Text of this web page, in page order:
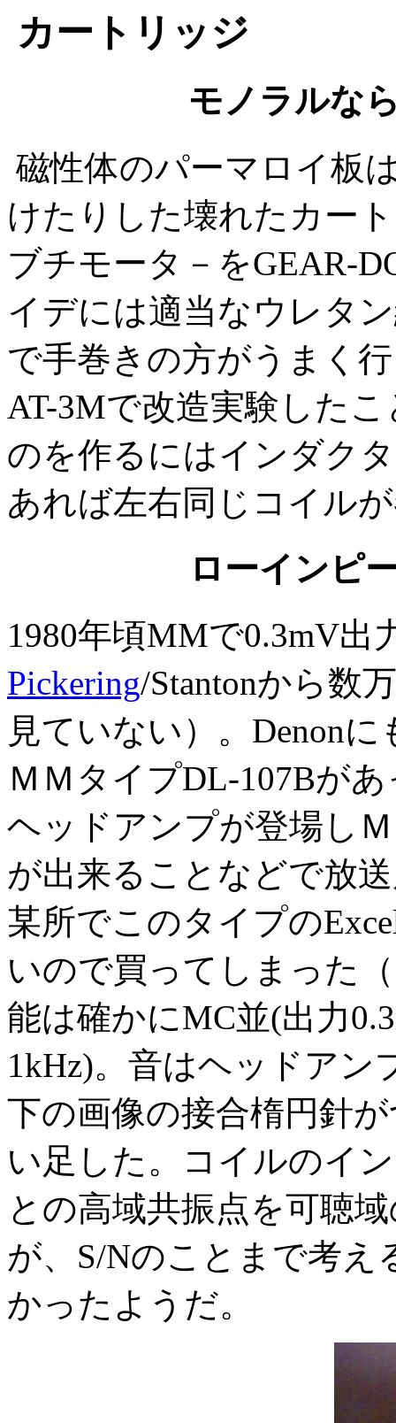
カートリッジ
モノラルな
磁性体のパーマロイ板
けたりした壊れたカー
ブチモータ－を
イデには適当なウレタ
で手巻きの方がうまく
AT-3Mで改造実験した
のを作るにはインダク
あれば左右同じコイル
ローインピ
1980年頃MMで0.3mV出
Pickering/Stantonから数
見ていない）。Denon
ＭＭタイプDL-107Bが
ヘッドアンプが登場し
が出来ることなどで放
某所でこのタイプの
いので買ってしまった
能は確かにMC並(出力
1kHz)。音はヘッドアン
下の画像の接合楕円針
い足した。コイルのイ
との高域共振点を可聴
が、S/Nのことまで考
かったようだ。